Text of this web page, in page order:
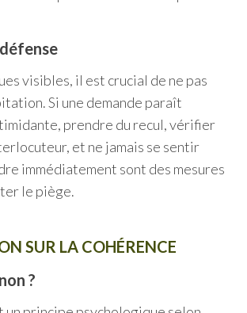
visibles, il est crucial de ne pas
Si une demande paraît
prendre du recul, vérifier
et ne jamais se sentir
immédiatement sont des mesures
le piège.
SUR LA COHÉRENCE
?